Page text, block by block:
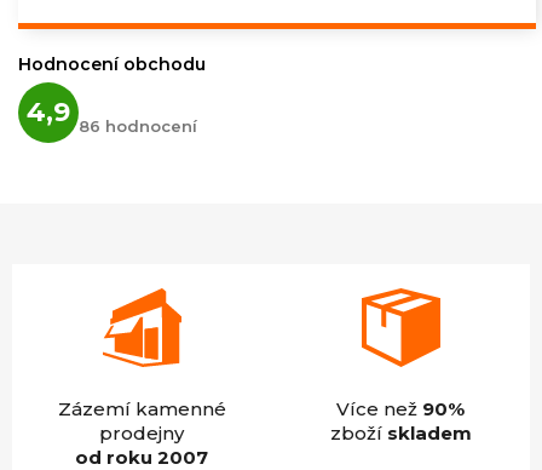
Hodnocení obchodu
4,9 hodnocení
obchodu
86 hodnocení
Zázemí kamenné
prodejny
od roku 2007
Více než 90%
zboží skladem